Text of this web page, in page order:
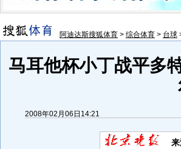
阿迪达斯搜狐体育 > 综合体育 > 台球
马耳他杯小丁战平多
2008年02月06日14:21